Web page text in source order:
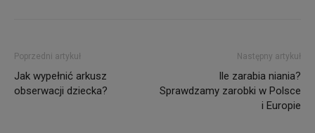
Poprzedni artykuł
Jak wypełnić arkusz
obserwacji dziecka?
Następny artykuł
Ile zarabia niania?
Sprawdzamy zarobki w Polsce
i Europie